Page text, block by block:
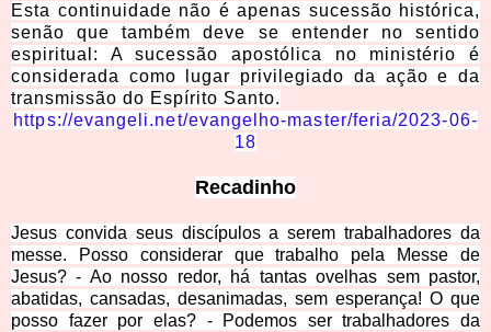
Esta continuidade não é apenas sucessão histórica,
senão que também deve se entender no sentido
espiritual: A sucessão apostólica no ministério é
considerada como lugar privilegiado da ação e da
transmissão do Espírito Santo.
https://evangeli.net/evangelho-master/feria/2023-06-
18
Recadinho
Jesus convida seus discípulos a serem trabalhadores da
messe. Posso considerar que trabalho pela Messe de
Jesus? - Ao nosso redor, há tantas ovelhas sem pastor,
abatidas, cansadas, desanimadas, sem esperança! O que
posso fazer por elas? - Podemos ser trabalhadores da